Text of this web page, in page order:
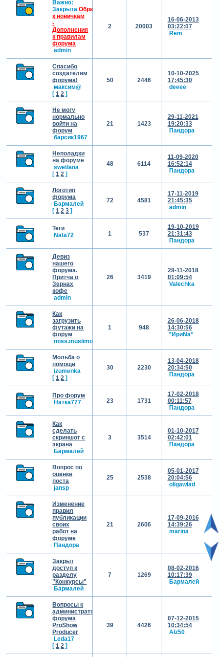
Важно:
ЗакрытаОбращение
к новичкам
-
Дополнения
к правилам
форума
admin
2 20003
16-06-2013
03:22:07
Rem
Спасибо
создателям
форума!
максим@
[ 1 2 ]
50 2446
10-10-2025
17:45:30
deeee
Не могу
нормально
войти на
форум
барсик1967
21 1423
29-11-2021
19:20:33
Пандора
Неполадки
на форуме
swetlana
[ 1 2 ]
48 6114
11-09-2020
16:52:14
Пандора
Логотип
форума
Бармалей
[ 1 2 3 ]
72 4581
17-11-2019
21:45:35
admin
Теги
Nata72
1 537
19-10-2019
21:31:43
Пандора
Девиз
нашего
форума.
Притча о
Зернах
кофе
admin
26 3419
28-11-2018
01:09:54
Valechka
Как
загрузить
футажи на
форум
miss.muslimova2017
1 948
26-06-2018
14:30:56
*ИриNа*
Мольба о
помощи
izumenka
[ 1 2 ]
30 2230
13-04-2018
20:34:50
Пандора
Про форум
Натка777
23 1731
17-02-2018
00:11:57
Пандора
Как
сделать
скриншот с
экрана
Бармалей
3 3514
01-10-2017
02:42:01
Пандора
Вопрос по
оценке
поста
jansp
25 2538
05-01-2017
20:04:56
oligawlad
Изменение
правил
публикации
своих
работ на
форуме
Пандора
21 2606
17-09-2016
14:39:26
marina
Закрыт
доступ к
разделу
"Конкурсы"
Бармалей
7 1269
08-02-2016
10:17:39
Бармалей
Вопросы к
администраторам
форума
ProShow
Producer
Leda17
[ 1 2 ]
39 4426
07-12-2015
10:34:54
Alz50